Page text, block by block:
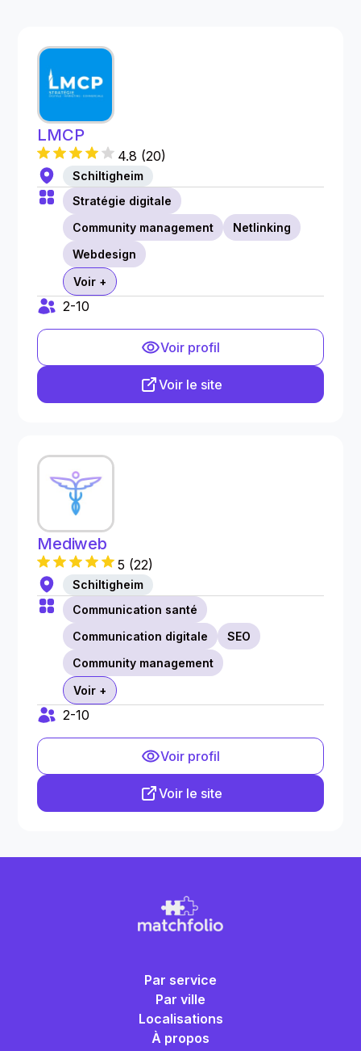
LMCP
4.8 (20)
Schiltigheim
Stratégie digitale
Community management
Netlinking
Webdesign
Voir +
2-10
Voir profil
Voir le site
Mediweb
5 (22)
Schiltigheim
Communication santé
Communication digitale
SEO
Community management
Voir +
2-10
Voir profil
Voir le site
Par service
Par ville
Localisations
À propos